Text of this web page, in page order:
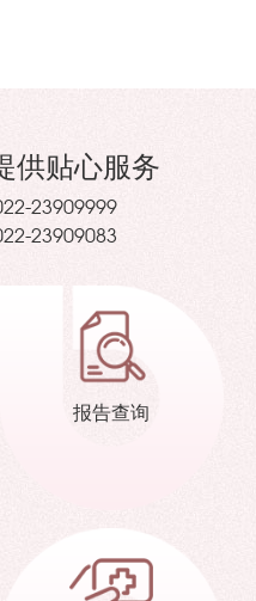
供贴心服务
23909999
23909083
报告查询